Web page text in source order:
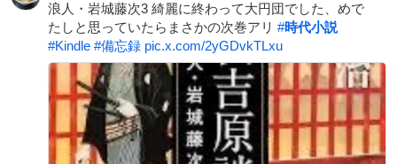
浪人・岩城藤次3 綺麗に終わって大円団でした、めで
たしと思っていたらまさかの次巻アリ #時代小説
#Kindle #備忘録 pic.x.com/2yGDvkTLxu